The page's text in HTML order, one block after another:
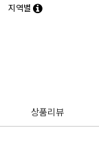
지역별
상품리뷰